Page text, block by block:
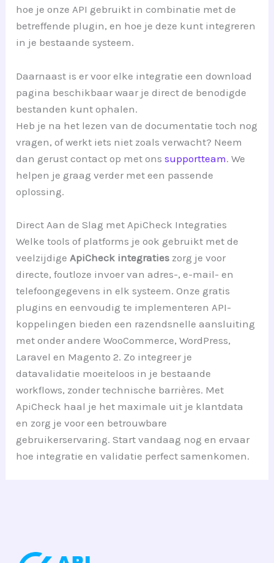
hoe je onze API gebruikt in combinatie met de
betreffende plugin, en hoe je deze kunt integreren
in je bestaande systeem.
Daarnaast is er voor elke integratie een download
pagina beschikbaar waar je direct de benodigde
bestanden kunt ophalen.
Heb je na het lezen van de documentatie toch nog
vragen, of werkt iets niet zoals verwacht? Neem
dan gerust contact op met onssupportteam. We
helpen je graag verder met een passende
oplossing.
Direct Aan de Slag met ApiCheck Integraties
Welke tools of platforms je ook gebruikt met de
veelzijdige ApiCheck integraties zorg je voor
directe, foutloze invoer van adres-, e-mail- en
telefoongegevens in elk systeem. Onze gratis
plugins en eenvoudig te implementeren API-
koppelingen bieden een razendsnelle aansluiting
met onder andere WooCommerce, WordPress,
Laravel en Magento 2. Zo integreer je
datavalidatie moeiteloos in je bestaande
workflows, zonder technische barrières. Met
ApiCheck haal je het maximale uit je klantdata
en zorg je voor een betrouwbare
gebruikerservaring. Start vandaag nog en ervaar
hoe integratie en validatie perfect samenkomen.